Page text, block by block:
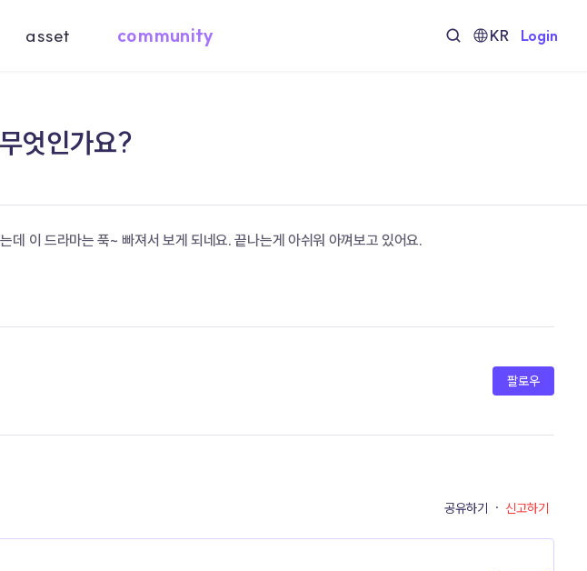
asset community KR Login
엇인가요?
데 이 드라마는 푹~ 빠져서 보게 되네요. 끝나는게 아쉬워 아껴보고 있어요.
팔로우
공유하기 · 신고하기